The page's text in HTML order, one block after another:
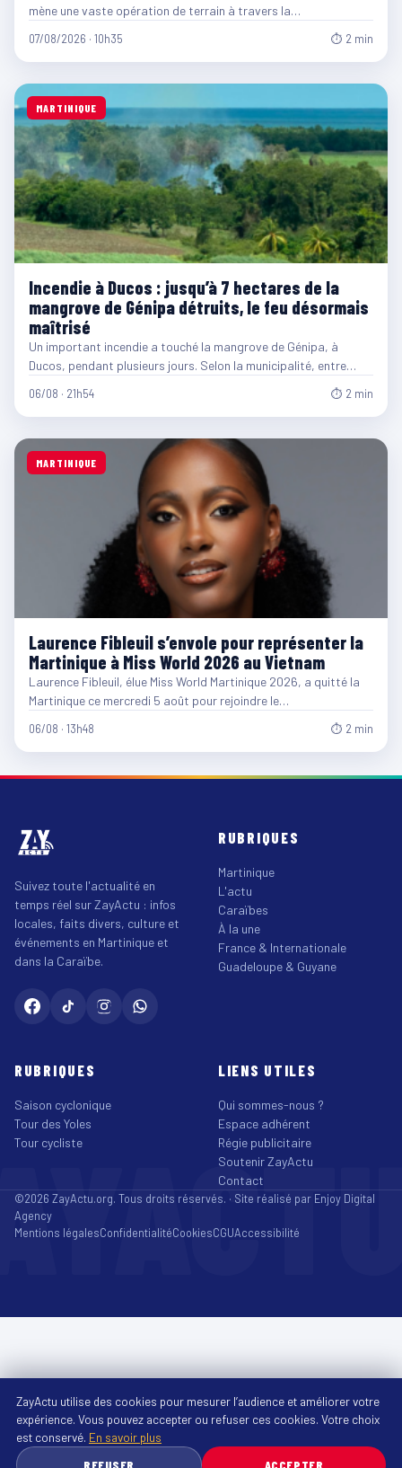
mène une vaste opération de terrain à travers la…
07/08/2026 · 10h35 ⏱ 2 min
MARTINIQUE
Incendie à Ducos : jusqu’à 7 hectares de la
mangrove de Génipa détruits, le feu désormais
maîtrisé
Un important incendie a touché la mangrove de Génipa, à
Ducos, pendant plusieurs jours. Selon la municipalité, entre…
06/08 · 21h54 ⏱ 2 min
MARTINIQUE
Laurence Fibleuil s’envole pour représenter la
Martinique à Miss World 2026 au Vietnam
Laurence Fibleuil, élue Miss World Martinique 2026, a quitté la
Martinique ce mercredi 5 août pour rejoindre le…
06/08 · 13h48 ⏱ 2 min
Suivez toute l'actualité en
temps réel sur ZayActu : infos
locales, faits divers, culture et
événements en Martinique et
dans la Caraïbe.
RUBRIQUES
Martinique
L'actu
Caraïbes
À la une
France & Internationale
Guadeloupe & Guyane
RUBRIQUES
Saison cyclonique
Tour des Yoles
Tour cycliste
LIENS UTILES
Qui sommes-nous ?
Espace adhérent
Régie publicitaire
Soutenir ZayActu
Contact
©2026 ZayActu.org. Tous droits réservés. · Site réalisé par Enjoy Digital
Agency
Mentions légalesConfidentialitéCookiesCGUAccessibilité
ZayActu utilise des cookies pour mesurer l’audience et améliorer votre
expérience. Vous pouvez accepter ou refuser ces cookies. Votre choix
est conservé. En savoir plus
REFUSER
ACCEPTER